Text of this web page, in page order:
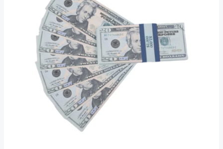
bis
2.050,00
€
Superwährungen